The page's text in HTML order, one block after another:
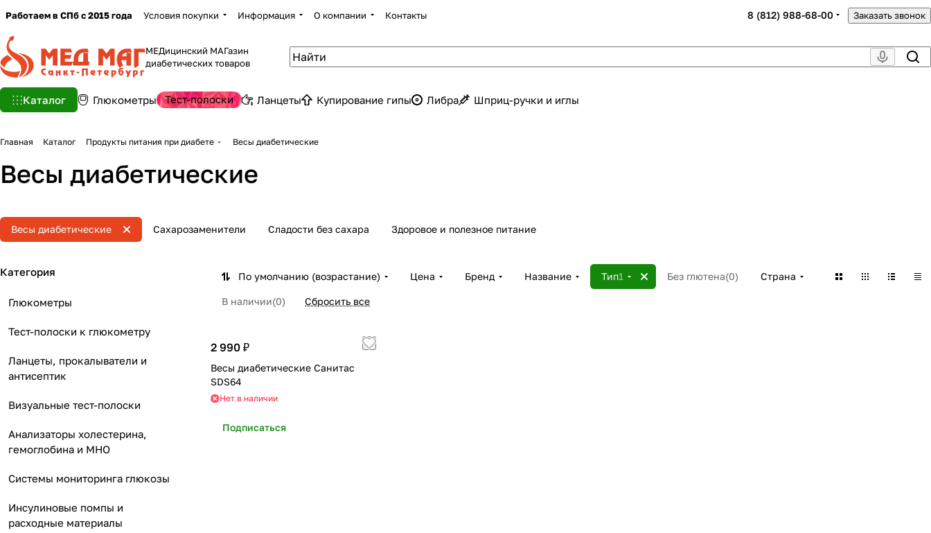
Работаем в СПб с 2015 года Условия покупки Информация О компании Контакты 8 (812) 988-68-00 Заказать звонок
МЕДицинский МАГазин
диабетических товаров
Каталог Глюкометры Тест-полоски Ланцеты Купирование гипы Либра Шприц-ручки и иглы
Главная Каталог Продукты питания при диабете Весы диабетические
Весы диабетические
Сахарозаменители Сладости без сахара Здоровое и полезное питание
Весы диабетические
По умолчанию (возрастание) Цена Бренд Название Тип1 Без глютена(0) Страна
В наличии(0) Сбросить все
2 990 ₽
Весы диабетические Санитас
SDS64
Нет в наличии
Подписаться
Категория
Глюкометры
Тест-полоски к глюкометру
Ланцеты, прокалыватели и
антисептик
Визуальные тест-полоски
Анализаторы холестерина,
гемоглобина и МНО
Системы мониторинга глюкозы
Инсулиновые помпы и
расходные материалы